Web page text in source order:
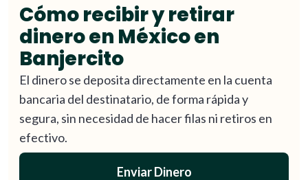
Cómo recibir y retirar
dinero en México en
Banjercito
El dinero se deposita directamente en la cuenta
bancaria del destinatario, de forma rápida y
segura, sin necesidad de hacer filas ni retiros en
efectivo.
Enviar Dinero